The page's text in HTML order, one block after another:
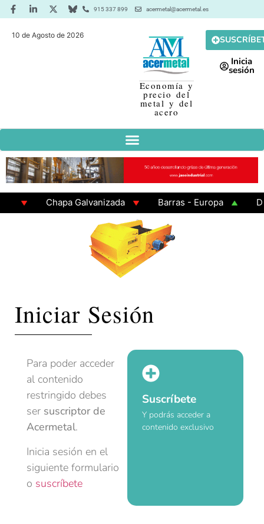
915 337 899 acermetal@acermetal.es
10 de Agosto de 2026
Economía y
precio del
metal y del
acero
Inicia
sesión
Chapa Galvanizada Barras - Europa
GAMA 3 - Cuadrados 200x200x8
Iniciar Sesión
Para poder acceder
al contenido
restringido debes
ser suscriptor de
Acermetal.
Inicia sesión en el
siguiente formulario
o suscríbete
Suscríbete
Y podrás acceder a
contenido exclusivo